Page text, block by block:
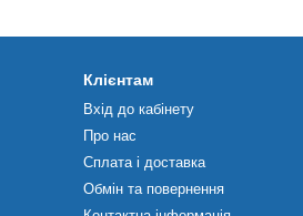
Клієнтам
Вхід до кабінету
Про нас
Сплата і доставка
Обмін та повернення